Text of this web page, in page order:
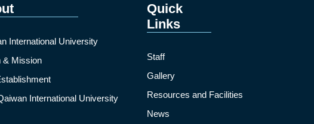
International University
& Mission
International University
Quick
Links
Staff
Gallery
Resources and Facilities
News